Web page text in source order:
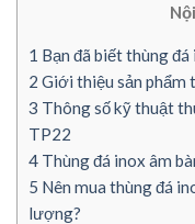
1 Bạn đã biết thùng
2 Giới thiệu sản phẩm
3 Thông số kỹ thuật
TP22
4 Thùng đá inox âm
5 Nên mua thùng đá
lượng?